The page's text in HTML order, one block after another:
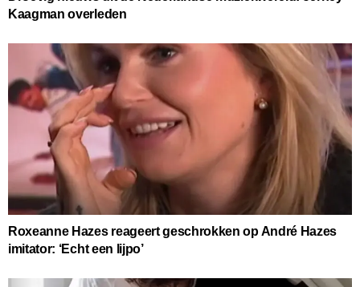
Kaagman overleden
Roxeanne Hazes reageert geschrokken op André Hazes
imitator: ‘Echt een lijpo’